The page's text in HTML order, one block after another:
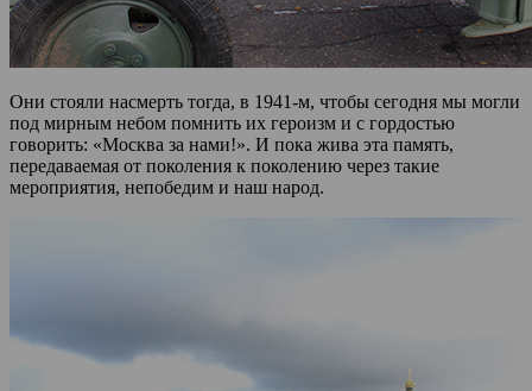
Они стояли насмерть тогда, в 1941-м, чтобы сегодня мы могли
под мирным небом помнить их героизм и с гордостью
говорить: «Москва за нами!». И пока жива эта память,
передаваемая от поколения к поколению через такие
мероприятия, непобедим и наш народ.